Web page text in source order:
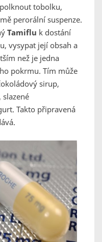
tobolku,
perorální suspenze.
Tamiflu k dostání
vysypat její obsah a
než je jedna
pokrmu. Tím může
sirup,
slazené
Takto připravená